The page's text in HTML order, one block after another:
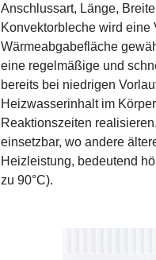
Anschlussart, Länge,
Konvektorbleche wird eine
Wärmeabgabefläche
eine regelmäßige und
bereits bei niedrigen
Heizwasserinhalt im
Reaktionszeiten
einsetzbar, wo andere
Heizleistung, bedeutend
zu 90°C).